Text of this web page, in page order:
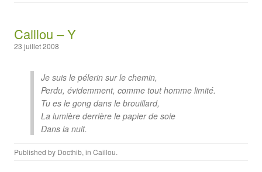
Caillou – Y
23 juillet 2008
Je suis le pélerin sur le chemin,
Perdu, évidemment, comme tout homme limité.
Tu es le gong dans le brouillard,
La lumière derrière le papier de soie
Dans la nuit.
Published by Docthib, in Caillou.